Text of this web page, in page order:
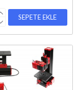
SEPETE EKLE